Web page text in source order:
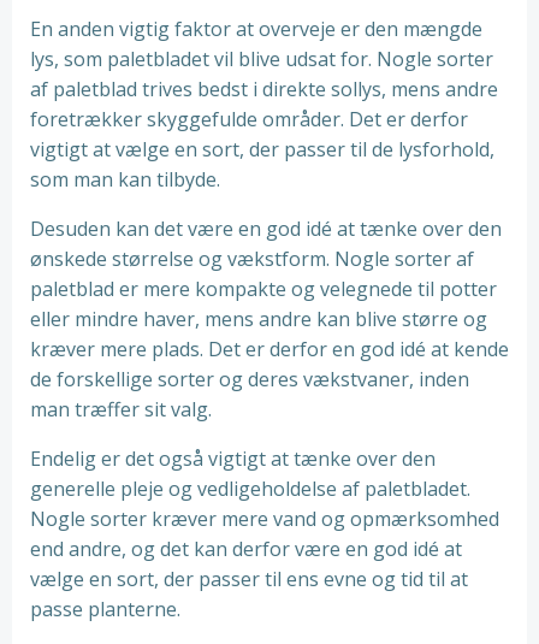
En anden vigtig faktor at overveje er den mængde
lys, som paletbladet vil blive udsat for. Nogle sorter
af paletblad trives bedst i direkte sollys, mens andre
foretrækker skyggefulde områder. Det er derfor
vigtigt at vælge en sort, der passer til de lysforhold,
som man kan tilbyde.
Desuden kan det være en god idé at tænke over den
ønskede størrelse og vækstform. Nogle sorter af
paletblad er mere kompakte og velegnede til potter
eller mindre haver, mens andre kan blive større og
kræver mere plads. Det er derfor en god idé at kende
de forskellige sorter og deres vækstvaner, inden
man træffer sit valg.
Endelig er det også vigtigt at tænke over den
generelle pleje og vedligeholdelse af paletbladet.
Nogle sorter kræver mere vand og opmærksomhed
end andre, og det kan derfor være en god idé at
vælge en sort, der passer til ens evne og tid til at
passe planterne.